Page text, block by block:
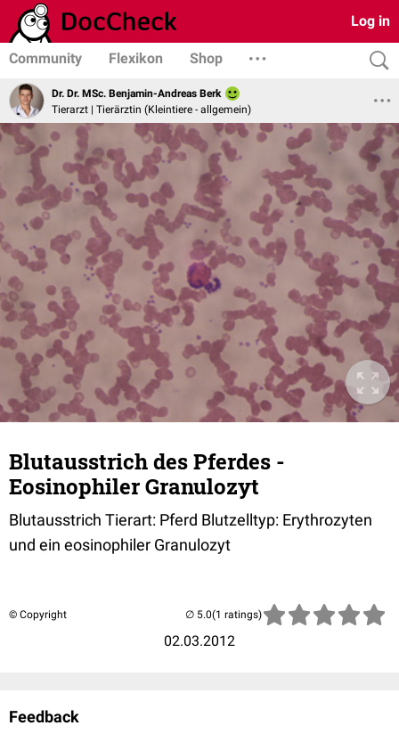
Log in
Community Flexikon Shop
Dr. Dr. MSc. Benjamin-Andreas Berk
Tierarzt | Tierärztin (Kleintiere - allgemein)
Blutausstrich des Pferdes -
Eosinophiler Granulozyt
Blutausstrich Tierart: Pferd Blutzelltyp: Erythrozyten
und ein eosinophiler Granulozyt
© Copyright
02.03.2012
(1 ratings)
Feedback